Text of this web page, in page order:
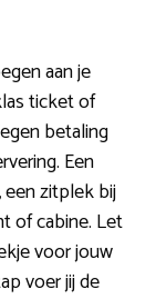
aan je
ticket of
betaling
Een
zitplek bij
of cabine. Let
voor jouw
voer jij de